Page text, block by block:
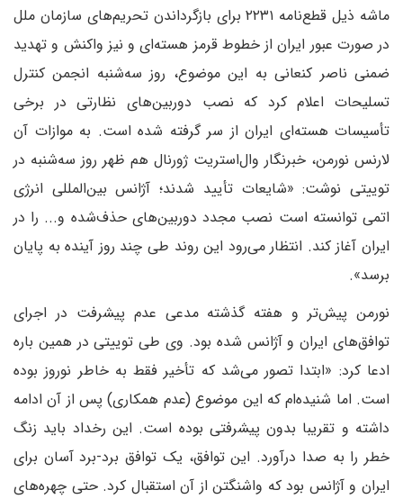
ماشه ذیل قطع‌نامه ۲۲۳۱ برای بازگرداندن تحریم‌های سازمان ملل
در صورت عبور ایران از خطوط قرمز هسته‌ای و نیز واکنش و تهدید
ضمنی ناصر کنعانی به این موضوع، روز سه‌شنبه انجمن کنترل
تسلیحات اعلام کرد که نصب دوربین‌های نظارتی در برخی
تأسیسات هسته‌ای ایران از سر گرفته شده است. به موازات آن
لارنس نورمن، خبرنگار وال‌استریت ژورنال هم ظهر روز سه‌شنبه در
توییتی نوشت: «شایعات تأیید شدند؛ آژانس بین‌المللی انرژی
اتمی توانسته است نصب مجدد دوربین‌های حذف‌شده و... را در
ایران آغاز کند. انتظار می‌رود این روند طی چند روز آینده به پایان
برسد».
نورمن پیش‌تر و هفته گذشته مدعی عدم‌ پیشرفت در اجرای
توافق‌های ایران و آژانس شده بود. وی طی توییتی در همین باره
ادعا کرد: «ابتدا تصور می‌شد که تأخیر فقط به خاطر نوروز بوده
است. اما شنیده‌ام که این موضوع (عدم همکاری) پس از آن ادامه
داشته و تقریبا بدون پیشرفتی بوده است. این رخداد باید زنگ
خطر را به صدا درآورد. این توافق، یک توافق برد-برد آسان برای
ایران و آژانس بود که واشنگتن از آن استقبال کرد. حتی چهره‌های